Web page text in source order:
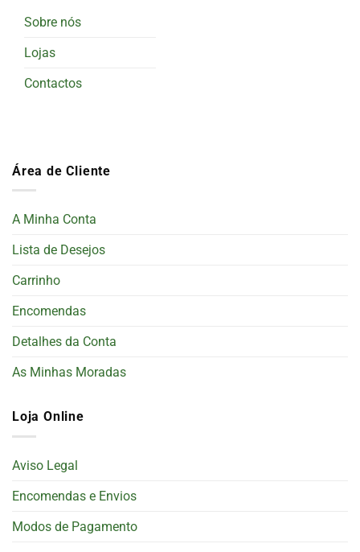
Sobre nós
Lojas
Contactos
Área de Cliente
A Minha Conta
Lista de Desejos
Carrinho
Encomendas
Detalhes da Conta
As Minhas Moradas
Loja Online
Aviso Legal
Encomendas e Envios
Modos de Pagamento